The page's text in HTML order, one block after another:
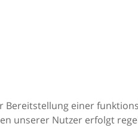
einer
unserer Nutzer erfolgt